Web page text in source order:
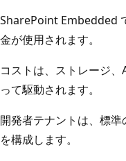
SharePoint Embedded
金が使用されます。
コストは、ストレージ
って駆動されます。
開発者テナントは、標
を構成します。